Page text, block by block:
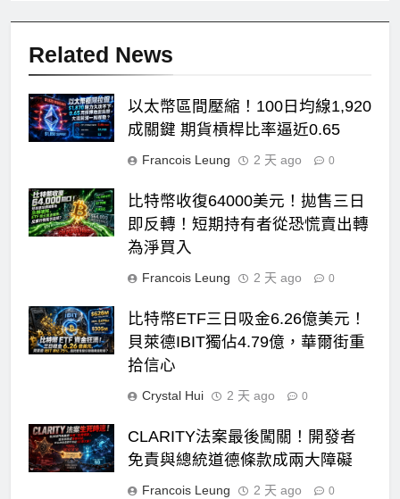
Related News
以太幣區間壓縮！100日均線1,920
成關鍵 期貨槓桿比率逼近0.65
Francois Leung 2 天 ago 0
比特幣收復64000美元！拋售三日
即反轉！短期持有者從恐慌賣出轉
為淨買入
Francois Leung 2 天 ago 0
比特幣ETF三日吸金6.26億美元！
貝萊德IBIT獨佔4.79億，華爾街重
拾信心
Crystal Hui 2 天 ago 0
CLARITY法案最後闖關！開發者
免責與總統道德條款成兩大障礙
Francois Leung 2 天 ago 0